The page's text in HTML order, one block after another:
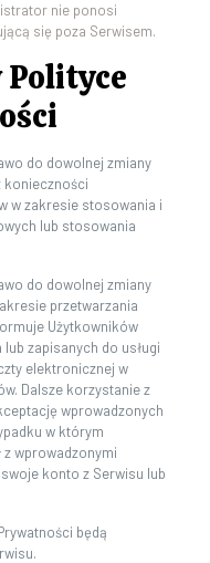
nie ponosi
się poza Serwisem.
Polityce
do dowolnej zmiany
konieczności
w zakresie stosowania i
lub stosowania
do dowolnej zmiany
przetwarzania
Użytkowników
zapisanych do usługi
elektronicznej w
Dalsze korzystanie z
wprowadzonych
w którym
z wprowadzonymi
konto z Serwisu lub
będą